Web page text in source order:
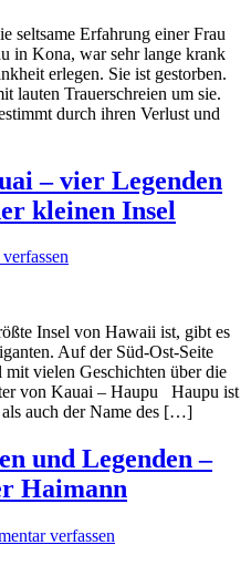
seltsame Erfahrung einer Frau
in Kona, war sehr lange krank
erlegen. Sie ist gestorben.
lauten Trauerschreien um sie.
durch ihren Verlust und
– vier Legenden
kleinen Insel
Insel von Hawaii ist, gibt es
Auf der Süd-Ost-Seite
vielen Geschichten über die
von Kauai – Haupu Haupu ist
auch der Name des […]
und Legenden –
Haimann
verfassen